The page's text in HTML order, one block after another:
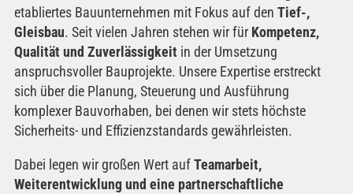
etabliertes Bauunternehmen mit Fokus auf den Tief-,
Gleisbau. Seit vielen Jahren stehen wir für Kompetenz,
Qualität und Zuverlässigkeit in der Umsetzung
anspruchsvoller Bauprojekte. Unsere Expertise erstreckt
sich über die Planung, Steuerung und Ausführung
komplexer Bauvorhaben, bei denen wir stets höchste
Sicherheits- und Effizienzstandards gewährleisten.
Dabei legen wir großen Wert aufTeamarbeit,
Weiterentwicklung und eine partnerschaftliche